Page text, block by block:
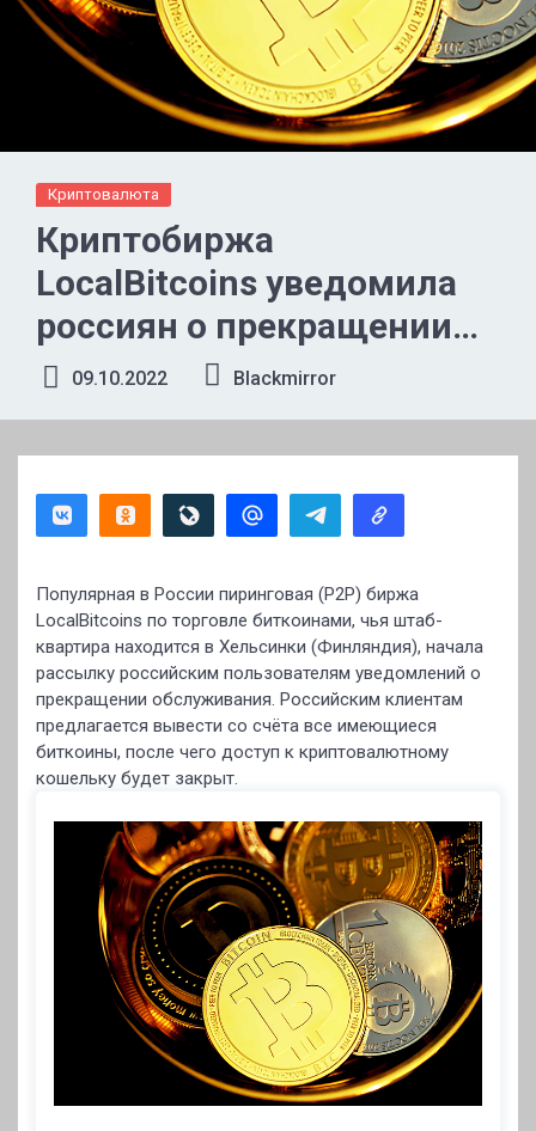
Криптовалюта
Криптобиржа
LocalBitcoins уведомила
россиян о прекращении
обслуживания
09.10.2022 Blackmirror
Популярная в России пиринговая (P2P) биржа
LocalBitcoins по торговле биткоинами, чья штаб-
квартира находится в Хельсинки (Финляндия), начала
рассылку российским пользователям уведомлений о
прекращении обслуживания. Российским клиентам
предлагается вывести со счёта все имеющиеся
биткоины, после чего доступ к криптовалютному
кошельку будет закрыт.